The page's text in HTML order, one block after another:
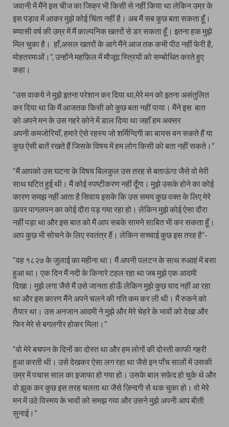
जवानी में मैंने इस चीज का जिक्र भी किसी से नहीं किया था लेकिन उम्र के
इस पड़ाव में आकर मुझे कोई चिंता नहीं है। अब मैं सब कुछ बता सकता हूँ।
ब्य्यासी वर्ष की उम्र में मैं काल्पनिक खतरों से डर सकता हूँ। इतना हक मुझे
मिल चुका है। हाँ,असल खतरों के आगे मैंने आज तक कभी पीठ नहीं फेरी है,
मोहतरमाओं।”, उन्होंने महफ़िल में मौजूद स्त्रियों को सम्बोधित करते हुए
कहा।
“उस वाकये ने मुझे इतना परेशान कर दिया था,मेरे मन को इतना असंतुलित
कर दिया था कि मैं आजतक किसी को कुछ बता नहीं पाया। मैंने इस बात
को अपने मन के उस गहरे कोने में डाल दिया था जहाँ हम अक्सर
अपनी कमजोरियाँ, हमारे ऐसे रहस्य जो शर्मिन्दिगी का बायस बन सकते हैं या
कुछ ऐसी बातें रखते हैं जिसके विषय में हम लोग किसी को बता नहीं सकते।”
“मैं आपको उस घटना के विषय बिलकुल उस तरह से बताऊंगा जैसे वो मेरी
साथ घटित हुई थी। मैं कोई स्पष्टीकरण नहीं दूँगा। मुझे उसके होने का कोई
कारण समझ नहीं आता है सिवाय इसके कि उस समय कुछ वक्त के लिए मेरे
ऊपर पागलपन का कोई दौरा पड़ गया रहा हो। लेकिन मुझे कोई ऐसा दौरा
नहीं पड़ा था और इस बात को मैं आप सबके सामने साबित भी कर सकता हूँ।
आप कुछ भी सोचने के लिए स्वतंत्र हैं। लेकिन सच्चाई कुछ इस तरह है”-
“वह १८२७ के जुलाई का महीना था। मैं अपनी पलटन के साथ रुआहं में बसा
हुआ था। एक दिन मैं नदी के किनारे टहल रहा था जब मुझे एक आदमी
दिखा। मुझे लगा जैसे मैं उसे जानता होऊँ लेकिन मुझे कुछ याद नहीं आ रहा
था और इस कारण मैंने अपने चलने की गति कम कर ली थी। मैं रुकने को
तैयार था। उस अनजान आदमी ने मुझे और मेरे चेहरे के भावों को देखा और
फिर मेरे से बगलगीर होकर मिला।”
“वो मेरे बचपन के दिनों का दोस्त था और हम लोगों की दोस्ती काफी गहरी
हुआ करती थी। उसे देखकर ऐसा लग रहा था जैसे इन पाँच सालों में उसकी
उम्र में पचास साल का इजाफा हो गया हो। उसके बाल सफ़ेद हो चुके थे और
वो झुक कर कुछ इस तरह चलता था जैसे ज़िन्दगी से थक चुका हो। वो मेरे
मन में उठे विस्मय के भावों को समझ गया और उसने मुझे अपनी आप बीती
सुनाई।”